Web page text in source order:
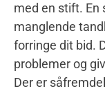
med en stift. En
manglende
forringe dit bid.
problemer og
Der er